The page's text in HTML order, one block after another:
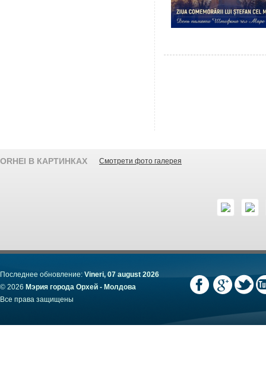
ORHEI В КАРТИНКАХ Смотрети фото галерея
Последнее обновление: Vineri, 07 august 2026
© 2026 Мэрия города Орхей - Молдова
Все права защищены